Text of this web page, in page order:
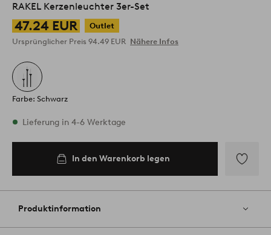
RAKEL Kerzenleuchter 3er-Set
47.24 EUR
Outlet
Ursprünglicher Preis 94.49 EUR Nähere Infos
Farbe: Schwarz
Vorrätig
Lieferung in 4-6 Werktage
In den Warenkorb legen
Favoriten
Produktinformation